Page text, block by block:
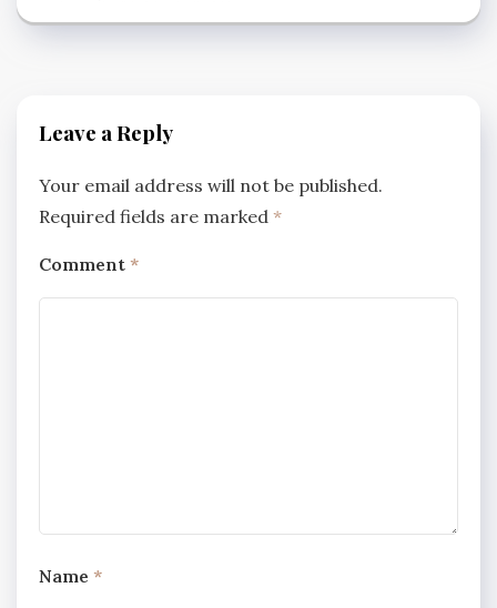
Leave a Reply
Your email address will not be published.
Required fields are marked *
Comment *
Name *